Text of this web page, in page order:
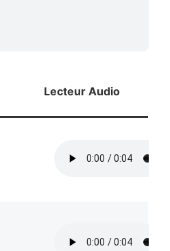
Lecteur Audio